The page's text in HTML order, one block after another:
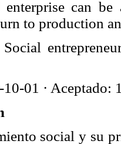
can
to production
Social
01 · Aceptado:
social y su